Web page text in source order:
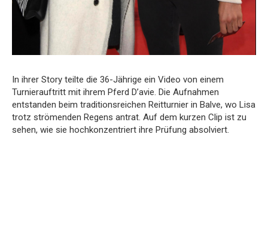
In ihrer Story teilte die 36-Jährige ein Video von einem
Turnierauftritt mit ihrem Pferd D’avie. Die Aufnahmen
entstanden beim traditionsreichen Reitturnier in Balve, wo Lisa
trotz strömenden Regens antrat. Auf dem kurzen Clip ist zu
sehen, wie sie hochkonzentriert ihre Prüfung absolviert.